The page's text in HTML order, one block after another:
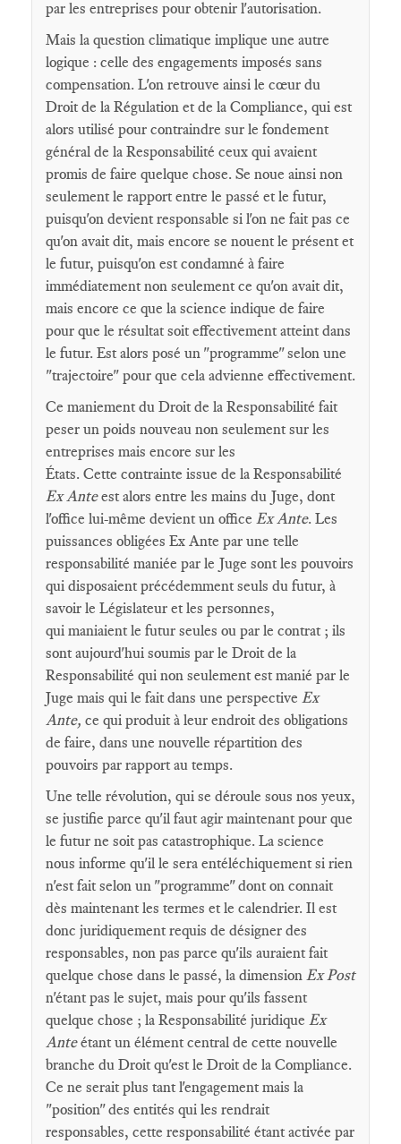
par les entreprises pour obtenir l'autorisation.
Mais la question climatique implique une autre
logique : celle des engagements imposés sans
compensation. L'on retrouve ainsi le cœur du
Droit de la Régulation et de la Compliance, qui est
alors utilisé pour contraindre sur le fondement
général de la Responsabilité ceux qui avaient
promis de faire quelque chose. Se noue ainsi non
seulement le rapport entre le passé et le futur,
puisqu'on devient responsable si l'on ne fait pas ce
qu'on avait dit, mais encore se nouent le présent et
le futur, puisqu'on est condamné à faire
immédiatement non seulement ce qu'on avait dit,
mais encore ce que la science indique de faire
pour que le résultat soit effectivement atteint dans
le futur. Est alors posé un "programme" selon une
"trajectoire" pour que cela advienne effectivement.
Ce maniement du Droit de la Responsabilité fait
peser un poids nouveau non seulement sur les
entreprises mais encore sur les
États. Cette contrainte issue de la Responsabilité
Ex Anteest alors entre les mains du Juge, dont
l'office lui-même devient un office Ex Ante. Les
puissances obligées Ex Ante par une telle
responsabilité maniée par le Juge sont les pouvoirs
qui disposaient précédemment seuls du futur, à
savoir le Législateur et les personnes,
qui maniaient le futur seules ou par le contrat ; ils
sont aujourd'hui soumis par le Droit de la
Responsabilité qui non seulement est manié par le
Juge mais qui le fait dans une perspective Ex
Ante, ce qui produit à leur endroit des obligations
de faire, dans une nouvelle répartition des
pouvoirs par rapport au temps.
Une telle révolution, qui se déroule sous nos yeux,
se justifie parce qu'il faut agir maintenant pour que
le futur ne soit pas catastrophique. La science
nous informe qu'il le sera entéléchiquement si rien
n'est fait selon un "programme" dont on connait
dès maintenant les termes et le calendrier. Il est
donc juridiquement requis de désigner des
responsables, non pas parce qu'ils auraient fait
quelque chose dans le passé, la dimension Ex Post
n'étant pas le sujet, mais pour qu'ils fassent
quelque chose ; la Responsabilité juridique Ex
Anteétant un élément central de cette nouvelle
branche du Droit qu'est le Droit de la Compliance.
Ce ne serait plus tant l'engagement mais la
"position" des entités qui les rendrait
responsables, cette responsabilité étant activée par